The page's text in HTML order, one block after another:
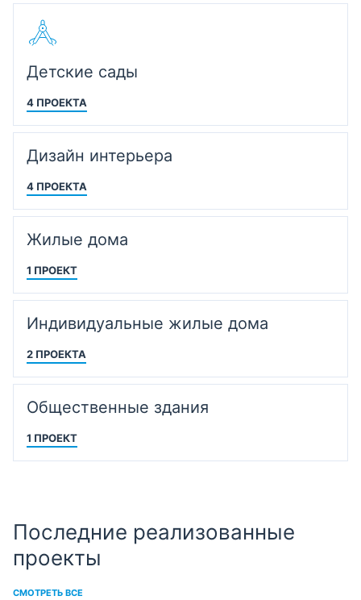
Детские сады
4 ПРОЕКТА
Дизайн интерьера
4 ПРОЕКТА
Жилые дома
1 ПРОЕКТ
Индивидуальные жилые дома
2 ПРОЕКТА
Общественные здания
1 ПРОЕКТ
Последние реализованные
проекты
СМОТРЕТЬ ВСЕ